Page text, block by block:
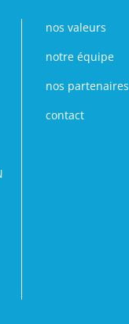
nos valeurs
notre équipe
nos partenaires
contact